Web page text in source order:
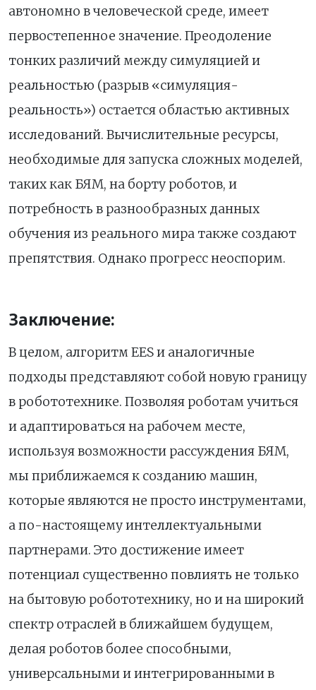
автономно в человеческой среде, имеет
первостепенное значение. Преодоление
тонких различий между симуляцией и
реальностью (разрыв «симуляция-
реальность») остается областью активных
исследований. Вычислительные ресурсы,
необходимые для запуска сложных моделей,
таких как БЯМ, на борту роботов, и
потребность в разнообразных данных
обучения из реального мира также создают
препятствия. Однако прогресс неоспорим.
Заключение:
В целом, алгоритм EES и аналогичные
подходы представляют собой новую границу
в робототехнике. Позволяя роботам учиться
и адаптироваться на рабочем месте,
используя возможности рассуждения БЯМ,
мы приближаемся к созданию машин,
которые являются не просто инструментами,
а по-настоящему интеллектуальными
партнерами. Это достижение имеет
потенциал существенно повлиять не только
на бытовую робототехнику, но и на широкий
спектр отраслей в ближайшем будущем,
делая роботов более способными,
универсальными и интегрированными в